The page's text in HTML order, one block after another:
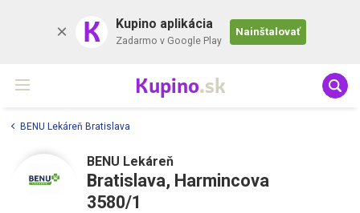
K Kupino aplikácia
Zadarmo v Google Play
Nainštalovať
Kupino.sk
BENU Lekáreň Bratislava
BENU Lekáreň
Bratislava, Harmincova
3580/1